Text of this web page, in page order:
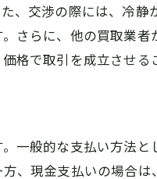
用する利点
プの活用法
方
買取業者選び
ためのコツ
、交渉の際には、冷
さらに、他の買取業
格で取引を成立させる
一般的な支払い方法
、現金支払いの場合